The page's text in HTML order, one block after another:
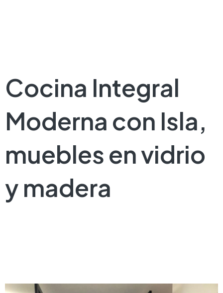
Cocina Integral
Moderna con Isla,
muebles en vidrio
y madera